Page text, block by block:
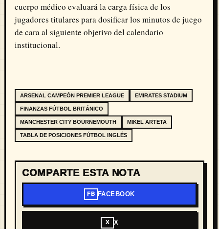
cuerpo médico evaluará la carga física de los
jugadores titulares para dosificar los minutos de juego
de cara al siguiente objetivo del calendario
institucional.
ARSENAL CAMPEÓN PREMIER LEAGUE EMIRATES STADIUM
FINANZAS FÚTBOL BRITÁNICO
MANCHESTER CITY BOURNEMOUTH MIKEL ARTETA
TABLA DE POSICIONES FÚTBOL INGLÉS
COMPARTE ESTA NOTA
FB FACEBOOK
X X